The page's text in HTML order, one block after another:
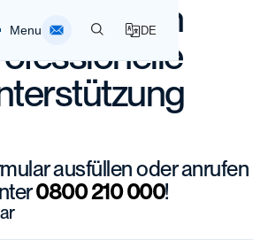
Menu DE
Sie sich
ausfüllen oder anrufen
0800 210 000!